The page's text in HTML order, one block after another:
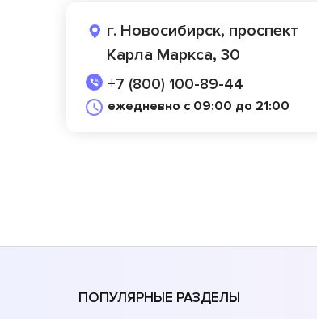
г. Новосибирск, проспект
Карла Маркса, 30
+7 (800) 100-89-44
ежедневно с 09:00 до 21:00
ПОПУЛЯРНЫЕ РАЗДЕЛЫ